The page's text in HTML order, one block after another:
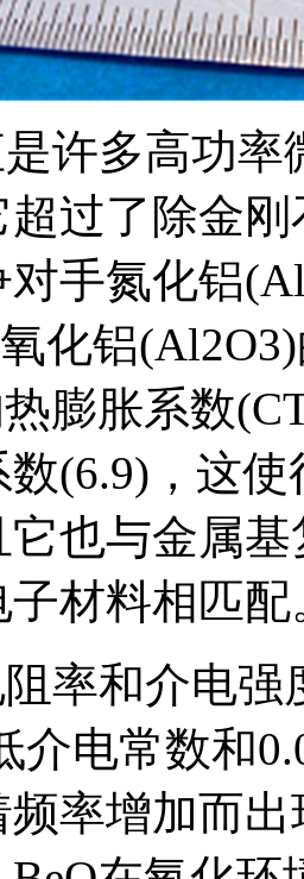
许多高功率
过了除金
手氮化铝
化铝
膨胀系数
(6.9)，这
它也与金属
材料相匹配
率和介电强
介电常数和
频率增加而